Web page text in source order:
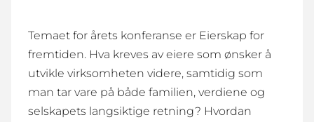
Temaet for årets konferanse er Eierskap for
fremtiden. Hva kreves av eiere som ønsker å
utvikle virksomheten videre, samtidig som
man tar vare på både familien, verdiene og
selskapets langsiktige retning? Hvordan